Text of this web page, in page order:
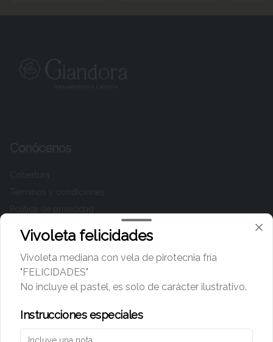
Redes sociales
Instagram
Mi cuenta
Vivoleta felicidades
Vivoleta mediana con vela de pirotecnia fría
"FELICIDADES"
No incluye el pastel, es solo de carácter ilustrativo.
Instrucciones especiales